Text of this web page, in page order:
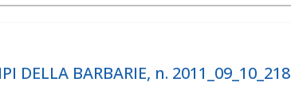
DELLA BARBARIE, n. 2011_09_10_218